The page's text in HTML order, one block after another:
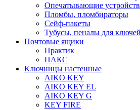
Опечатывающие
Пломбы, пломбираторы
Сейф-пакеты
Тубусы, пеналы для ключей
Почтовые ящики
Практик
ПАКС
Ключницы настенные
AIKO KEY
AIKO KEY EL
AIKO KEY G
KEY FIRE